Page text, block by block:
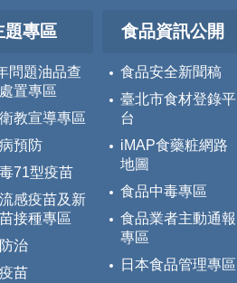
題專區
問題油品查
置專區
教宣導專區
預防
71型疫苗
感疫苗及新
接種專區
治
苗
食品資訊公開
食品安全新聞稿
臺北市食材登錄平
台
iMAP食藥粧網路
地圖
食品中毒專區
食品業者主動通報
專區
日本食品管理專區